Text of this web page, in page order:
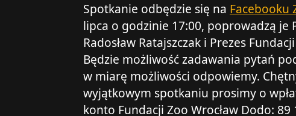
Spotkanie odbędzie się na Facebooku
lipca o godzinie 17:00, poprowadzą je
Radosław Ratajszczak i Prezes
Będzie możliwość zadawania pytań
w miarę możliwości odpowiemy.
wyjątkowym spotkaniu prosimy o
konto Fundacji Zoo Wrocław Dodo: 89